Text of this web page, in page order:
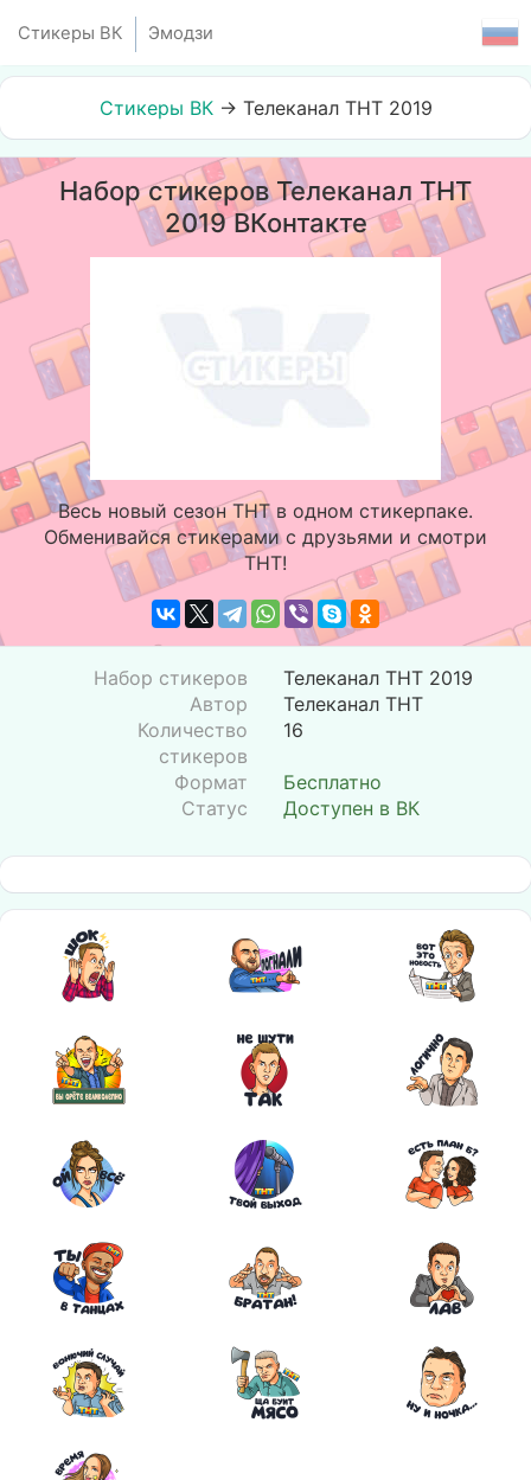
Стикеры ВК Эмодзи
Стикеры ВК→ Телеканал ТНТ 2019
Набор стикеров Телеканал ТНТ
2019 ВКонтакте
Весь новый сезон ТНТ в одном стикерпаке.
Обменивайся стикерами с друзьями и смотри
ТНТ!
Набор стикеров
Телеканал ТНТ 2019
Автор
Телеканал ТНТ
Количество
стикеров
16
Формат
Бесплатно
Статус
Доступен в ВК